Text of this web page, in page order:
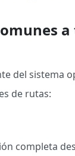
del sistema
de rutas:
completa